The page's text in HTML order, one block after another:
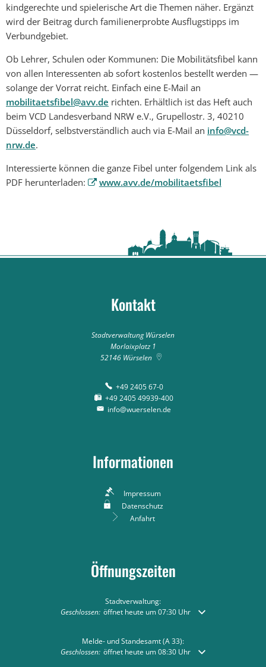
kindgerechte und spielerische Art die Themen näher. Ergänzt
wird der Beitrag durch familienerprobte Ausflugstipps im
Verbundgebiet.
Ob Lehrer, Schulen oder Kommunen: Die Mobilitätsfibel kann
von allen Interessenten ab sofort kostenlos bestellt werden —
solange der Vorrat reicht. Einfach eine E-Mail an
mobilitaetsfibel@avv.de richten. Erhältlich ist das Heft auch
beim VCD Landesverband NRW e.V., Grupellostr. 3, 40210
Düsseldorf, selbstverständlich auch via E-Mail an info@vcd-
nrw.de.
Interessierte können die ganze Fibel unter folgendem Link als
PDF herunterladen:
www.avv.de/mobilitaetsfibel
Kontakt
Stadtverwaltung Würselen
Morlaixplatz 1
52146 Würselen
+49 2405 67-0
+49 2405 49939-400
info@wuerselen.de
Informationen
Impressum
Datenschutz
Anfahrt
Öffnungszeiten
Stadtverwaltung:
Klicken, um weitere Öffnungs- oder Schließzeiten
Geschlossen: öffnet heute um 07:30 Uhr
Melde- und Standesamt (A 33):
Klicken, um weitere Öffnungs- oder Schließzeiten
Geschlossen: öffnet heute um 08:30 Uhr